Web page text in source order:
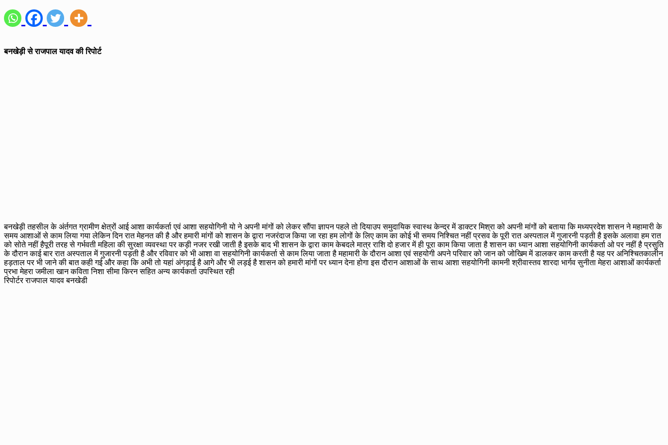
बनखेड़ी से राजपाल यादव की रिपोर्ट
बनखेड़ी तहसील के अंर्तगत ग्रामीण क्षेत्रों आई आशा कार्यकर्ता एवं आशा सहयोगिनी यो ने अपनी मांगों को लेकर सौंपा ज्ञापन पहले तो दियाउप समुदायिक स्वास्थ केन्द्र में डाक्टर मिश्रा को अपनी मांगों को बताया कि मध्यप्रदेश शासन ने महामारी के
समय आशाओं से काम लिया गया लेकिन दिन रात मेहनत की है और हमारी मांगों को शासन के द्वारा नजरंदाज किया जा रहा हम लोगों के लिए काम का कोई भी समय निश्चित नहीं प्रसव के पूरी रात अस्पताल में गुजारनी पड़ती है इसके अलावा हम रात
को सोते नहीं हैपूरी तरह से गर्भवती महिला की सुरक्षा व्यवस्था पर कड़ी नजर रखी जाती है इसके बाद भी शासन के द्वारा काम केबदले मात्र राशि दो हजार में ही पूरा काम किया जाता है शासन का ध्यान आशा सहयोगिनी कार्यकर्ता ओ पर नहीं है प्रसुति
के दौरान काई बार रात अस्पताल में गुजारनी पड़ती है और रविवार को भी आशा वा सहयोगिनी कार्यकर्ता से काम लिया जाता है महामारी के दौरान आशा एवं सहयोगी अपने परिवार को जान को जोखिम में डालकर काम करती है यह पर अनिश्चितकालीन
हड़ताल पर भी जाने की बात कही गई और कहा कि अभी तो यहां अंगड़ाई है आगे और भी लड़ई है शासन को हमारी मांगों पर ध्यान देना होगा इस दौरान आशाओं के साथ आशा सहयोगिनी कामनी श्रीवास्तव शारदा भार्गव सुनीता मेहरा आशाओं कार्यकर्ता
प्रभा मेहरा जमीला खान कविता निशा सीमा किरन सहित अन्य कार्यकर्ता उपस्थित रही
रिपोर्टर राजपाल यादव बनखेडी